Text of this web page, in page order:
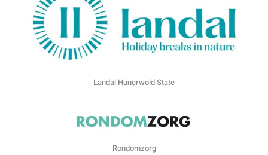
Landal Hunerwold State
Rondomzorg